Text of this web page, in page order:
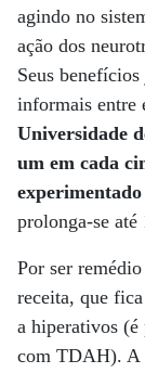
agindo no
ação dos
Seus
informais entre
Universidade
um em cada
prolonga-se até
Por ser
receita, que
a hiperativos (é
com TDAH). A